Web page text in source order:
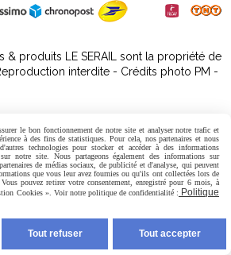
& produits LE SERAIL sont la propriété de
interdite - Crédits photo PM -
est désactivé. Autoriser
Gestion cookies Mon Compte
le bon fonctionnement de notre site et analyser notre trafic et
à des fins de statistiques. Pour cela, nos partenaires et nous
technologies pour stocker et accéder à des informations
notre site. Nous partageons également des informations sur
de médias sociaux, de publicité et d'analyse, qui peuvent
que vous leur avez fournies ou qu'ils ont collectées lors de
pouvez retirer votre consentement, enregistré pour 6 mois, à
Cookies ». Voir notre politique de confidentialité : Politique
Tout refuser Tout accepter